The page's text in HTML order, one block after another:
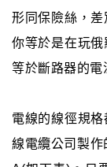
形同保險絲，
你等於是在玩
等於斷路器的電
電線的線徑規
線電纜公司製